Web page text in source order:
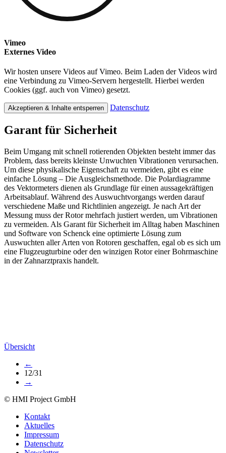
Vimeo
Externes Video
Wir hosten unsere Videos auf Vimeo. Beim Laden der Videos wird
eine Verbindung zu Vimeo-Servern hergestellt. Hierbei werden
Cookies (ggf. auch von Vimeo) gesetzt.
Akzeptieren & Inhalte entsperren Datenschutz
Garant für Sicherheit
Beim Umgang mit schnell rotierenden Objekten besteht immer das
Problem, dass bereits kleinste Unwuchten Vibrationen verursachen.
Um diese physikalische Eigenschaft zu vermeiden, gibt es eine
einfache Lösung – Die Ausgleichsmethode. Die Polardiagramme
des Vektormeters dienen als Grundlage für einen aussagekräftigen
Arbeitsablauf. Während des Auswuchtvorgangs werden darauf
verschiedene Maße und Richtlinien angezeigt. Je nach Art der
Messung muss der Rotor mehrfach justiert werden, um Vibrationen
zu vermeiden. Als Garant für Sicherheit im Alltag haben Maschinen
und Software von Schenck eine optimierte Lösung zum
Auswuchten aller Arten von Rotoren geschaffen, egal ob es sich um
eine Flugzeugturbine oder den winzigen Rotor einer Bohrmaschine
in der Zahnarztpraxis handelt.
Übersicht
←
12/31
→
© HMI Project GmbH
Kontakt
Aktuelles
Impressum
Datenschutz